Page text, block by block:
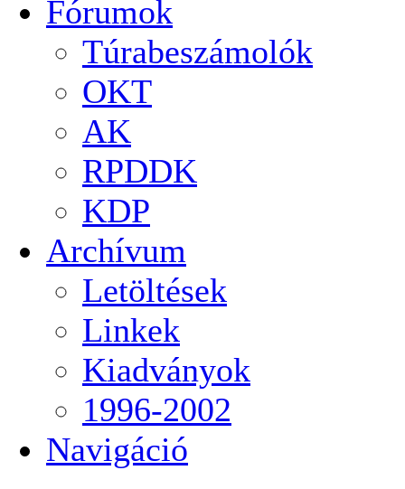
Fórumok
Túrabeszámolók
OKT
AK
RPDDK
KDP
Archívum
Letöltések
Linkek
Kiadványok
1996-2002
Navigáció